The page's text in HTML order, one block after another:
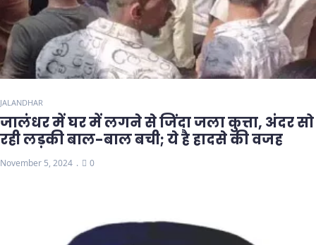
JALANDHAR
जालंधर में घर में लगने से जिंदा जला कुत्ता, अंदर सो
रही लड़की बाल-बाल बची; ये है हादसे की वजह
November 5, 2024 0